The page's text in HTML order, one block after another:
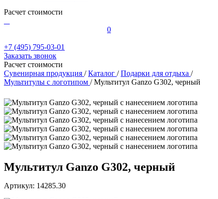
Расчет стоимости
0
+7 (495) 795-03-01
Заказать звонок
Расчет стоимости
Сувенирная продукция / Каталог / Подарки для отдыха /
Мультитулы с логотипом / Мультитул Ganzo G302, черный
Мультитул Ganzo G302, черный
Артикул: 14285.30